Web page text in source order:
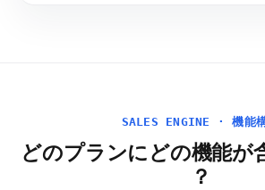
SALES ENGINE · 機能
どのプランにどの機能が
？